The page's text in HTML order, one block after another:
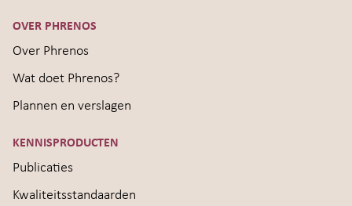
OVER PHRENOS
Over Phrenos
Wat doet Phrenos?
Plannen en verslagen
KENNISPRODUCTEN
Publicaties
Kwaliteitsstandaarden